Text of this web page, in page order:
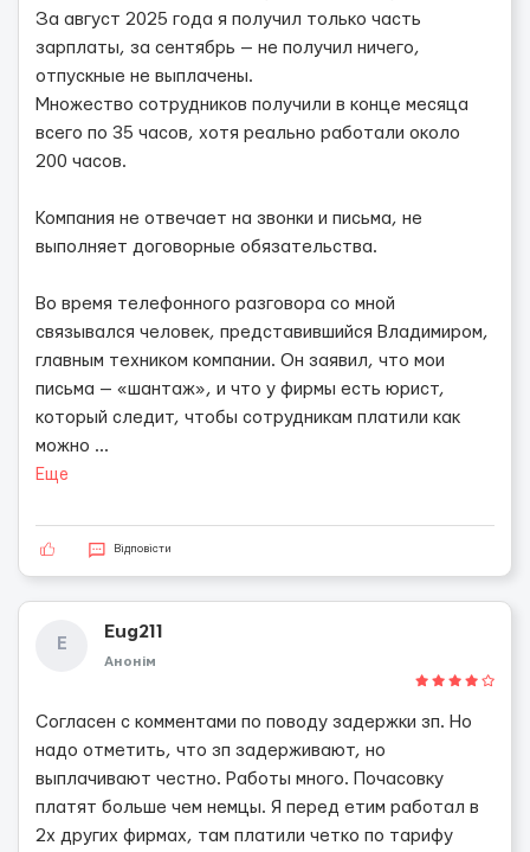
За август 2025 года я получил только часть
зарплаты, за сентябрь — не получил ничего,
отпускные не выплачены.
Множество сотрудников получили в конце месяца
всего по 35 часов, хотя реально работали около
200 часов.
Компания не отвечает на звонки и письма, не
выполняет договорные обязательства.
Во время телефонного разговора со мной
связывался человек, представившийся Владимиром,
главным техником компании. Он заявил, что мои
письма — «шантаж», и что у фирмы есть юрист,
который следит, чтобы сотрудникам платили как
можно ...
Еще
Відповісти
E
Eug211
Анонім
Согласен с комментами по поводу задержки зп. Но
надо отметить, что зп задерживают, но
выплачивают честно. Работы много. Почасовку
платят больше чем немцы. Я перед етим работал в
2х других фирмах, там платили четко по тарифу